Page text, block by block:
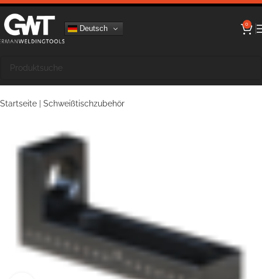
Deutsch 0
Startseite Schweißtischzubehör